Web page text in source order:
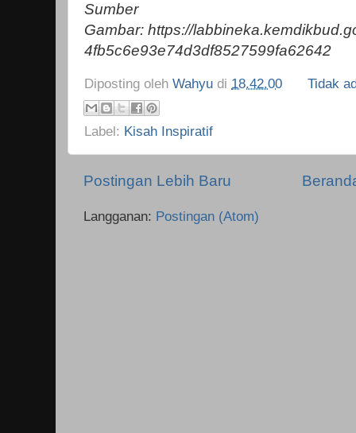
Sumber
Gambar: https://
4fb5c6e93e74d3df8527599fa62642
Diposting oleh Wahyu di 18.42.00 Tidak
Label: Kisah Inspiratif
Postingan Lebih Baru
Langganan: Postingan (Atom)